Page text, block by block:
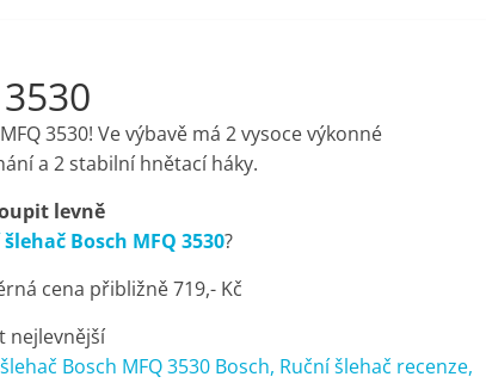
3530! Ve výbavě má 2 vysoce výkonné
a 2 stabilní hnětací háky.
levně
Bosch MFQ 3530?
cena přibližně 719,- Kč
nejlevnější
Bosch MFQ 3530 Bosch, Ruční šlehač recenze,